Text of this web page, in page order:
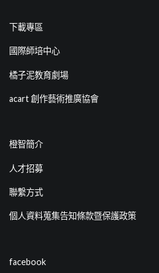
下載專區
國際師培中心
橘子泥教育劇場
acart 創作藝術推廣協會
橙智簡介
人才招募
聯繫方式
個人資料蒐集告知條款暨保護政策
facebook